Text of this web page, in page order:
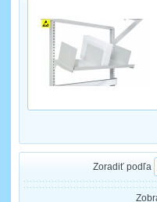
Zoradiť podľa